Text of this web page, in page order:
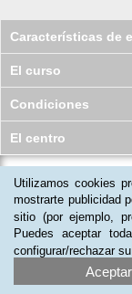
Características de
El curso
Condiciones
El centro
( 3)
Utilizamos cookies
mostrarte publicidad
sitio (por ejemplo,
Puedes aceptar
configurar/rechazar
Aceptar